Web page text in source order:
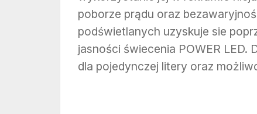
poborze prądu oraz
podświetlanych uzyskuje sie
jasności świecenia POWER LED.
dla pojedynczej litery oraz